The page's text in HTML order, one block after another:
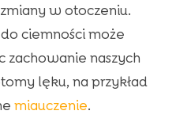
w otoczeniu.
ciemności może
zachowanie naszych
lęku, na przykład
miauczenie.